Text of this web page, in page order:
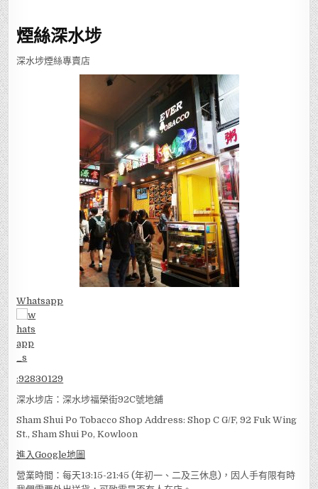
煙絲深水埗
深水埗煙絲專賣店
Whatsapp
:92830129
深水埗店：深水埗福榮街92C號地舖
Sham Shui Po Tobacco Shop Address: Shop C G/F, 92 Fuk Wing
St., Sham Shui Po, Kowloon
進入Google地圖
營業時間：每天13:15-21:45 (年初一、二及三休息)，因人手有限有時